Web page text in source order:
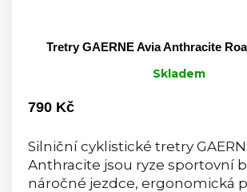
Tretry GAERNE Avia Anthracite
Skladem
790 Kč
Silniční cyklistické tretry
Anthracite jsou ryze sportovní
náročné jezdce, ergonomická